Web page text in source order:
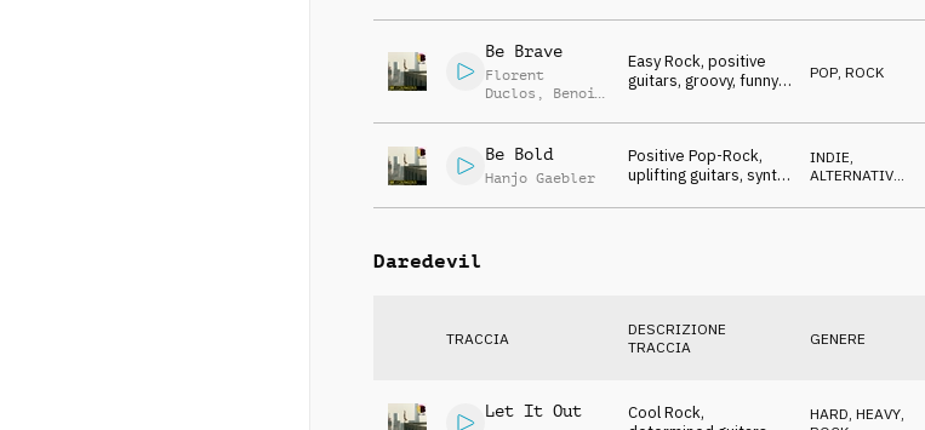
Be Brave
Florent
Duclos , Benoit
Easy Rock, positive
guitars, groovy, funny,
POP ROCK
Be Bold
Hanjo Gaebler
Positive Pop-Rock,
uplifting guitars, synth,
INDIE,
ALTERNATIVA
Daredevil
TRACCIA
DESCRIZIONE
TRACCIA
GENERE
Let It Out
Cool Rock,
HARD, HEAVY